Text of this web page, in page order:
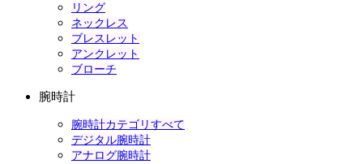
リング
ネックレス
ブレスレット
アンクレット
ブローチ
腕時計
腕時計カテゴリすべて
デジタル腕時計
アナログ腕時計